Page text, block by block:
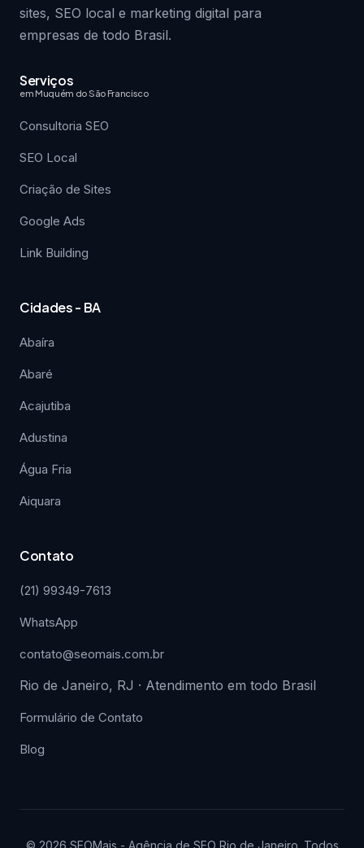
sites, SEO local e marketing digital para
empresas de todo Brasil.
Serviços
em Muquém do São Francisco
Consultoria SEO
SEO Local
Criação de Sites
Google Ads
Link Building
Cidades - BA
Abaíra
Abaré
Acajutiba
Adustina
Água Fria
Aiquara
Contato
(21) 99349-7613
WhatsApp
contato@seomais.com.br
Rio de Janeiro, RJ · Atendimento em todo Brasil
Formulário de Contato
Blog
© 2026 SEOMais - Agência de SEO Rio de Janeiro. Todos